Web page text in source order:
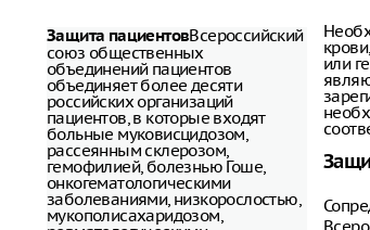
Защита пациентовВсероссийский
союз общественных
объединений пациентов
объединяет более десяти
российских организаций
пациентов, в которые входят
больные муковисцидозом,
рассеянным склерозом,
гемофилией, болезнью Гоше,
онкогематологическими
заболеваниями, низкорослостью,
мукополисахаридозом,
или